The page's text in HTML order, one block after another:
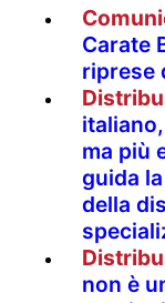
Carate
riprese
ma più
guida
della
non è